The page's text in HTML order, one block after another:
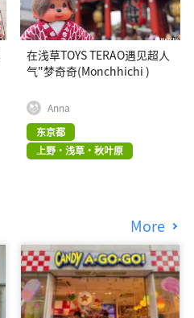
在浅草TOYS TERAO遇见超人
气"梦奇奇(Monchhichi )
Anna
东京都
上野・浅草・秋叶原
More